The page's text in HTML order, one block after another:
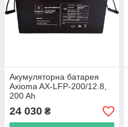
Акумуляторна батарея
Axioma AX-LFP-200/12.8,
200 Ah
24 030 ₴